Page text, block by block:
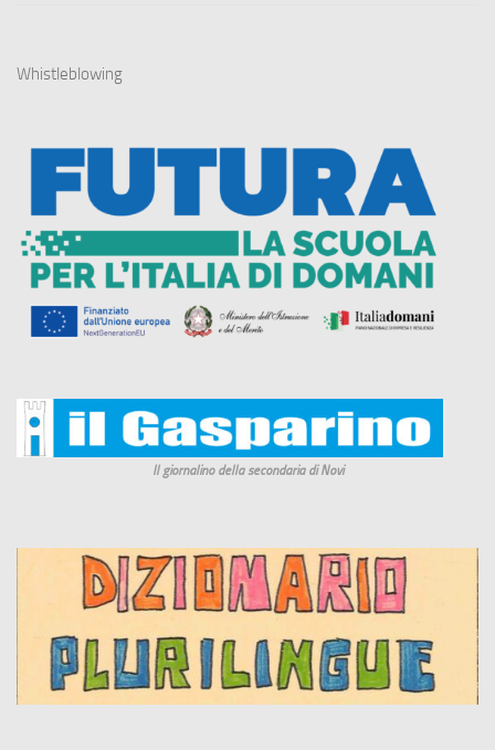
Whistleblowing
Il giornalino della secondaria di Novi